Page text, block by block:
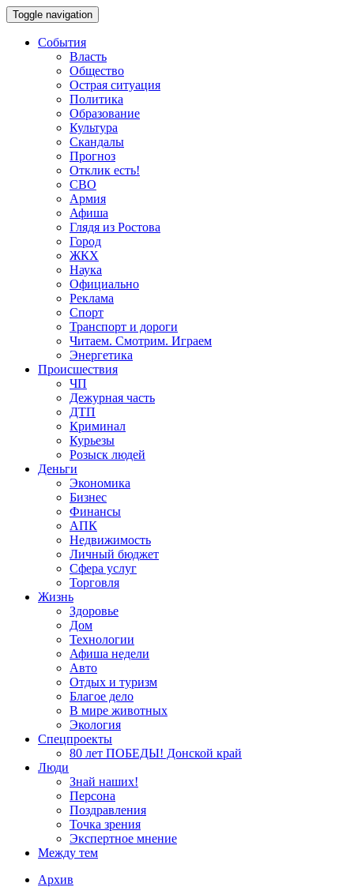
Toggle navigation
События
Власть
Общество
Острая ситуация
Политика
Образование
Культура
Скандалы
Прогноз
Отклик есть!
СВО
Армия
Афиша
Глядя из Ростова
Город
ЖКХ
Наука
Официально
Реклама
Спорт
Транспорт и дороги
Читаем. Смотрим. Играем
Энергетика
Происшествия
ЧП
Дежурная часть
ДТП
Криминал
Курьезы
Розыск людей
Деньги
Экономика
Бизнес
Финансы
АПК
Недвижимость
Личный бюджет
Сфера услуг
Торговля
Жизнь
Здоровье
Дом
Технологии
Афиша недели
Авто
Отдых и туризм
Благое дело
В мире животных
Экология
Спецпроекты
80 лет ПОБЕДЫ! Донской край
Люди
Знай наших!
Персона
Поздравления
Точка зрения
Экспертное мнение
Между тем
Архив